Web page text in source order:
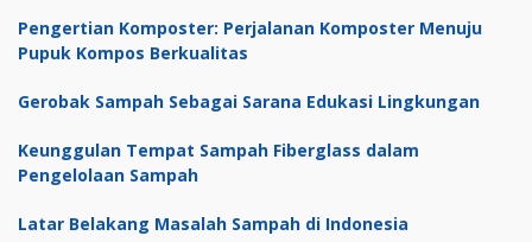
Pengertian Komposter: Perjalanan Komposter Menuju
Pupuk Kompos Berkualitas
Gerobak Sampah Sebagai Sarana Edukasi Lingkungan
Keunggulan Tempat Sampah Fiberglass dalam
Pengelolaan Sampah
Latar Belakang Masalah Sampah di Indonesia